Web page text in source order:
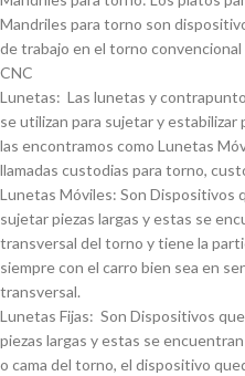
Mandriles para torno son
de trabajo en el torno
CNC
Lunetas: Las lunetas y
se utilizan para sujetar y estabilizar
las encontramos como Lunetas
llamadas custodias para torno,
Lunetas Móviles: Son Dispositivos
sujetar piezas largas y estas se
transversal del torno y tiene la
siempre con el carro bien sea en
transversal.
Lunetas Fijas: Son Dispositivos
piezas largas y estas se
o cama del torno, el dispositivo